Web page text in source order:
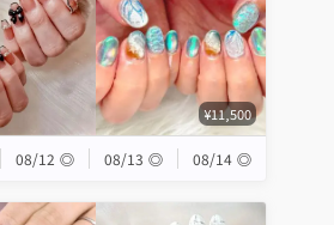
¥11,500
08/12 ◎ 08/13 ◎ 08/14 ◎